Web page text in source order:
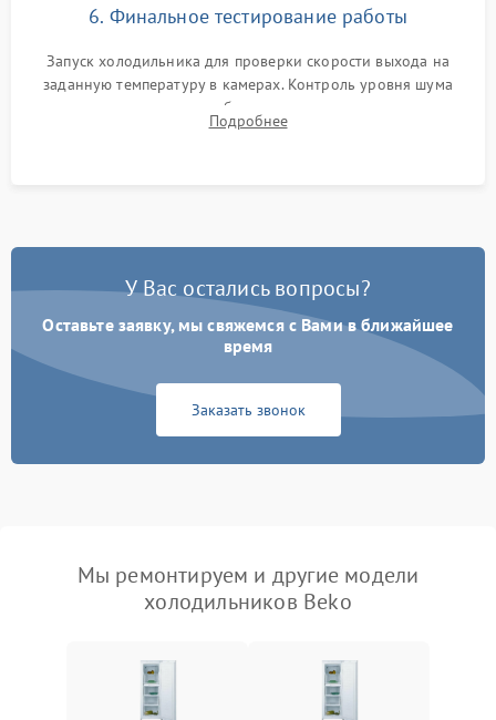
6. Финальное тестирование работы
Запуск холодильника для проверки скорости выхода на
заданную температуру в камерах. Контроль уровня шума
компрессора, отсутствия обмерзания стенок и корректного
срабатывания системы автоматической оттайки.
Подробнее
У Вас остались вопросы?
Оставьте заявку, мы свяжемся с Вами в ближайшее
время
Заказать звонок
Мы ремонтируем и другие модели
холодильников Beko